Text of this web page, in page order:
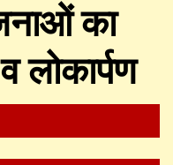
का
लोकार्पण